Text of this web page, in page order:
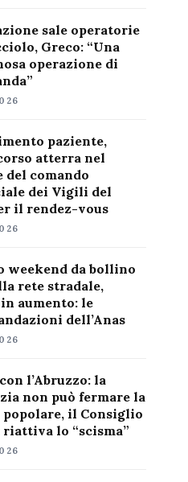
sale operatorie
Greco: “Una
operazione di
paziente,
atterra nel
del comando
dei Vigili del
il rendez-vous
weekend da bollino
rete stradale,
aumento: le
dell’Anas
l’Abruzzo: la
non può fermare la
il Consiglio
riattiva lo “scisma”